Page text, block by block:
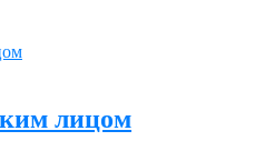
лицом